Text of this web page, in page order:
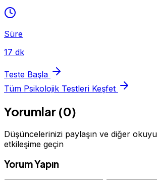
Süre
17 dk
Teste Başla
Tüm Psikolojik Testleri Keşfet
Yorumlar (0)
Düşüncelerinizi paylaşın ve diğer
etkileşime geçin
Yorum Yapın